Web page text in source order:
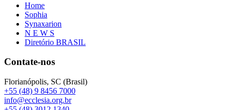
Home
Sophia
Synaxarion
N E W S
Diretório BRASIL
Contate-nos
Florianópolis, SC (Brasil)
+55 (48) 9 8456 7000
info@ecclesia.org.br